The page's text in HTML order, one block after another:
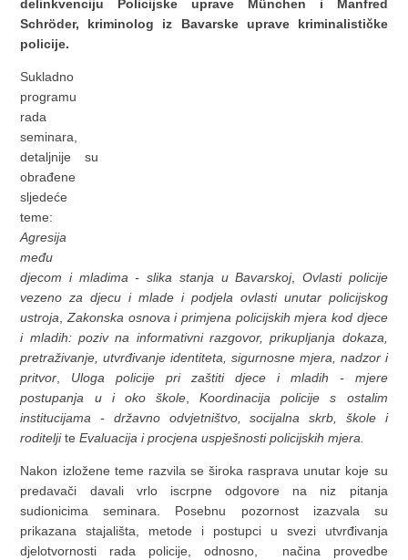
delinkvenciju Policijske uprave München i Manfred
Schröder, kriminolog iz Bavarske uprave kriminalističke
policije.
Sukladno
programu
rada
seminara,
detaljnije su
obrađene
sljedeće
teme:
Agresija
među
djecom i mladima - slika stanja u Bavarskoj, Ovlasti policije
vezeno za djecu i mlade i podjela ovlasti unutar policijskog
ustroja ,Zakonska osnova i primjena policijskih mjera kod djece
i mladih: poziv na informativni razgovor, prikupljanja dokaza,
pretraživanje, utvrđivanje identiteta, sigurnosne mjera, nadzor i
pritvor
Uloga policije pri zaštiti djece i mladih - mjere
postupanja u i oko škole ,Koordinacija policije s ostalim
institucijama - državno odvjetništvo, socijalna skrb, škole i
roditeljiteEvaluacija i procjena uspješnosti policijskih mjera.
Nakon izložene teme razvila se široka rasprava unutar koje su
predavači davali vrlo iscrpne odgovore na niz pitanja
sudionicima seminara. Posebnu pozornost izazvala su
prikazana stajališta, metode i postupci u svezi utvrđivanja
djelotvornosti rada policije, odnosno, načina provedbe